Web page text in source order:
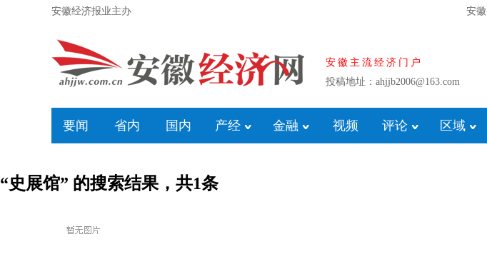
安徽经济报业主办 安
安徽主流经济门户
投稿地址：ahjjb2006@163.com
要闻 省内 国内 产经 金融 视频 评论 区域
“史展馆” 的搜索结果，共1条